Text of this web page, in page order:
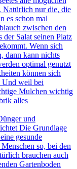
Natürlich nur die, die
es schon mal
zwischen den
der Salat seinen Platz
Wenn sich
dann kann nichts
optimal genutzt
können sich
Und weil bei
Mulchen wichtig
alles
und
Die Grundlage
gesunde
so, bei den
brauchen auch
Gartenboden